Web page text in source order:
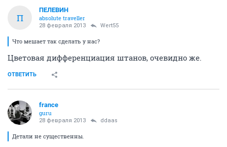
П
ПЕЛЕВИН
absolute traveller
28 февраля 2013 Wert55
Что мешает так сделать у нас?
Цветовая дифференциация штанов, очевидно же.
ОТВЕТИТЬ
france
guru
28 февраля 2013 ddaas
Детали не существенны.